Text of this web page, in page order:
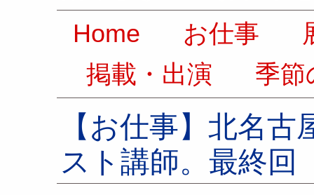
Home
お仕事
掲載・出演
季節
【お仕事】北名
スト講師。最終回